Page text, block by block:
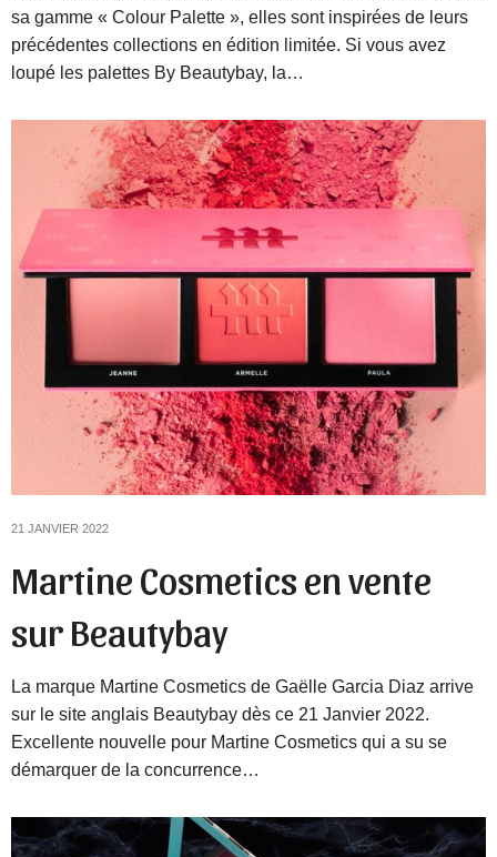
sa gamme « Colour Palette », elles sont inspirées de leurs
précédentes collections en édition limitée. Si vous avez
loupé les palettes By Beautybay, la…
21 JANVIER 2022
Martine Cosmetics en vente
sur Beautybay
La marque Martine Cosmetics de Gaëlle Garcia Diaz arrive
sur le site anglais Beautybay dès ce 21 Janvier 2022.
Excellente nouvelle pour Martine Cosmetics qui a su se
démarquer de la concurrence…